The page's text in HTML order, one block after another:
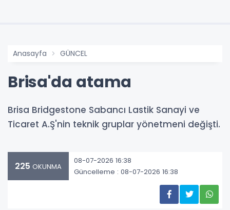
Anasayfa GÜNCEL
Brisa'da atama
Brisa Bridgestone Sabancı Lastik Sanayi ve
Ticaret A.Ş'nin teknik gruplar yönetmeni değişti.
225 OKUNMA
08-07-2026 16:38
Güncelleme : 08-07-2026 16:38